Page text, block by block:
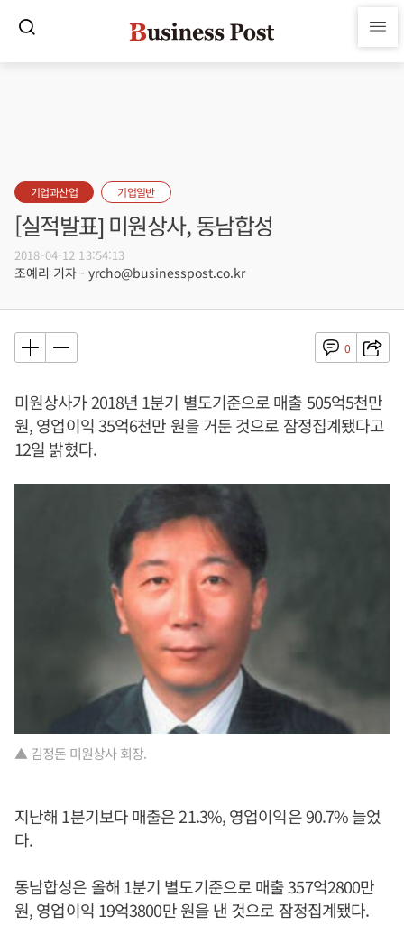
기업과산업 기업일반
[실적발표] 미원상사, 동남합성
2018-04-12 13:54:13
조예리 기자 - yrcho@businesspost.co.kr
0
미원상사가 2018년 1분기 별도기준으로 매출 505억5천만
원, 영업이익 35억6천만 원을 거둔 것으로 잠정집계됐다고
12일 밝혔다.
▲ 김정돈 미원상사 회장.
지난해 1분기보다 매출은 21.3%, 영업이익은 90.7% 늘었
다.
동남합성은 올해 1분기 별도기준으로 매출 357억2800만
원, 영업이익 19억3800만 원을 낸 것으로 잠정집계됐다.